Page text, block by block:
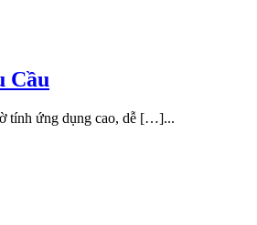
Cầu
tính ứng dụng cao, dễ […]...